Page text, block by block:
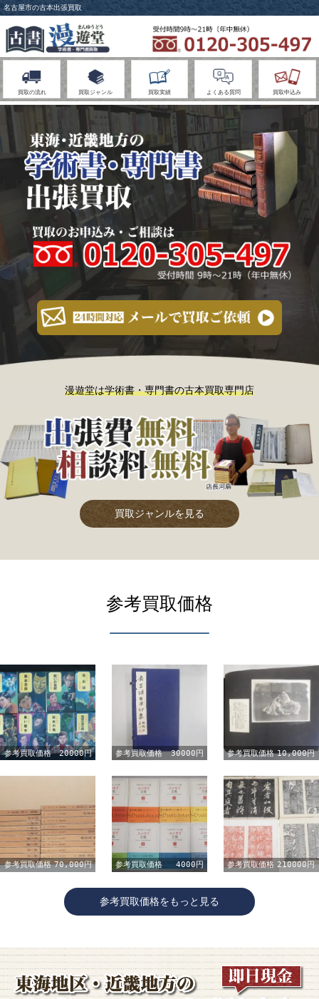
名古屋市の古本出張買取
買取の流れ 買取ジャンル 買取実績 よくある質問 買取申込み
漫遊堂は学術書・専門書の古本買取専門店
買取ジャンルを見る
参考買取価格
参考買取価格 20000円 参考買取価格 30000円 参考買取価格 10,000円
参考買取価格 70,000円 参考買取価格 4000円 参考買取価格 210000円
参考買取価格をもっと見る